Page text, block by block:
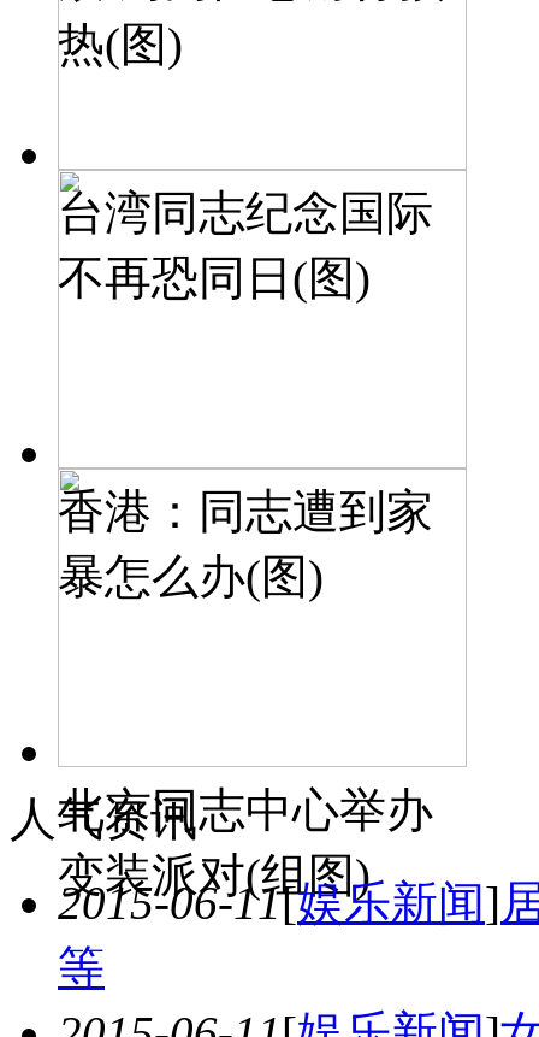
热(图)
台湾同志纪念国际
不再恐同日(图)
香港：同志遭到家
暴怎么办(图)
北京同志中心举办
变装派对(组图)
人气资讯
2015-06-11[娱乐新闻]
等